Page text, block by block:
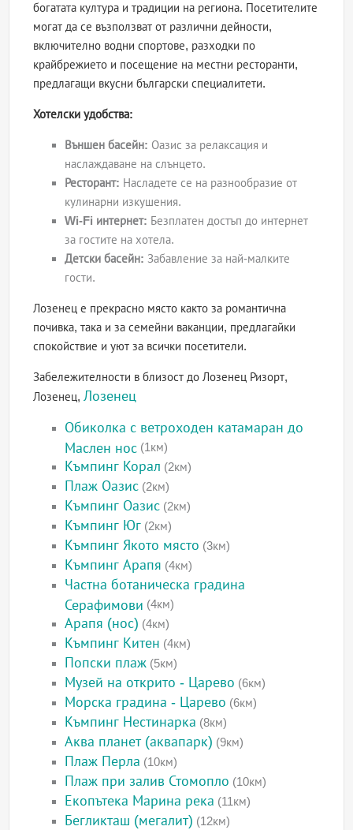
богатата култура и традиции на региона. Посетителите
могат да се възползват от различни дейности,
включително водни спортове, разходки по
крайбрежието и посещение на местни ресторанти,
предлагащи вкусни български специалитети.
Хотелски удобства:
Външен басейн: Оазис за релаксация и
наслаждаване на слънцето.
Ресторант: Насладете се на разнообразие от
кулинарни изкушения.
Wi-Fi интернет: Безплатен достъп до интернет
за гостите на хотела.
Детски басейн: Забавление за най-малките
гости.
Лозенец е прекрасно място както за романтична
почивка, така и за семейни ваканции, предлагайки
спокойствие и уют за всички посетители.
Забележителности в близост до Лозенец Ризорт,
Лозенец, Лозенец
Обиколка с ветроходен катамаран до
Маслен нос (1км)
Къмпинг Корал (2км)
Плаж Оазис (2км)
Къмпинг Оазис (2км)
Къмпинг Юг (2км)
Къмпинг Якото място (3км)
Къмпинг Арапя (4км)
Частна ботаническа градина
Серафимови (4км)
Арапя (нос) (4км)
Къмпинг Китен (4км)
Попски плаж (5км)
Музей на открито - Царево (6км)
Морска градина - Царево (6км)
Къмпинг Нестинарка (8км)
Аква планет (аквапарк) (9км)
Плаж Перла (10км)
Плаж при залив Стомопло (10км)
Екопътека Марина река (11км)
Бегликташ (мегалит) (12км)